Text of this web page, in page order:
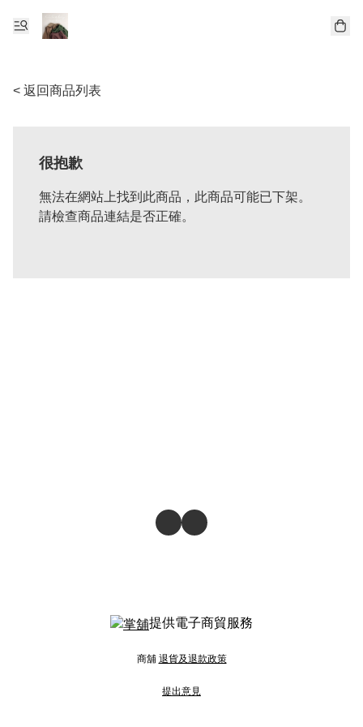
< 返回商品列表
很抱歉
無法在網站上找到此商品，此商品可能已下架。
請檢查商品連結是否正確。
提供電子商貿服務
商舖 退貨及退款政策
提出意見